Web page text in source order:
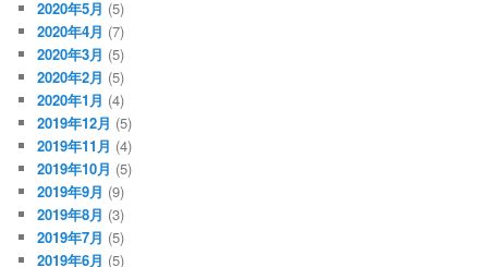
2020年5月 (5)
2020年4月 (7)
2020年3月 (5)
2020年2月 (5)
2020年1月 (4)
2019年12月 (5)
2019年11月 (4)
2019年10月 (5)
2019年9月 (9)
2019年8月 (3)
2019年7月 (5)
2019年6月 (5)